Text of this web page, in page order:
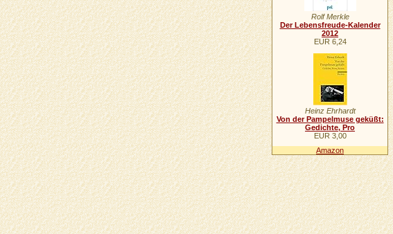
Rolf Merkle
Der Lebensfreude-Kalender
2012
EUR 6,24
Heinz Ehrhardt
Von der Pampelmuse geküßt:
Gedichte, Pro
EUR 3,00
Amazon